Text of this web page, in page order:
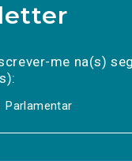
me na(s)
Parlamentar